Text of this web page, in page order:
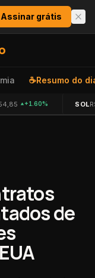
Assinar grátis
☕Resumo do
+1.60% SOL
de